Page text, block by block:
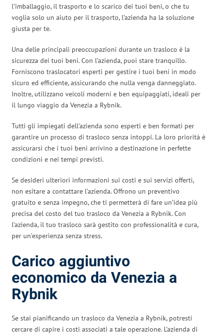
l’imballaggio, il trasporto e lo scarico dei tuoi beni, o che tu
voglia solo un aiuto per il trasporto, l’azienda ha la soluzione
giusta per te.
Una delle principali preoccupazioni durante un trasloco è la
sicurezza dei tuoi beni. Con l’azienda, puoi stare tranquillo.
Forniscono traslocatori esperti per gestire i tuoi beni in modo
sicuro ed efficiente, assicurando che nulla venga danneggiato.
Inoltre, utilizzano veicoli moderni e ben equipaggiati, ideali per
il lungo viaggio da Venezia a Rybnik.
Tutti gli impiegati dell’azienda sono esperti e ben formati per
garantire un processo di trasloco senza intoppi. La loro priorità è
assicurarsi che i tuoi beni arrivino a destinazione in perfette
condizioni e nei tempi previsti.
Se desideri ulteriori informazioni sui costi e sui servizi offerti,
non esitare a contattare l’azienda. Offrono un preventivo
gratuito e senza impegno, che ti permetterà di fare un’idea più
precisa del costo del tuo trasloco da Venezia a Rybnik. Con
l’azienda, il tuo trasloco sarà gestito con professionalità e cura,
per un’esperienza senza stress.
Carico aggiuntivo
economico da Venezia a
Rybnik
Se stai pianificando un trasloco da Venezia a Rybnik, potresti
cercare di capire i costi associati a tale operazione. L’azienda di